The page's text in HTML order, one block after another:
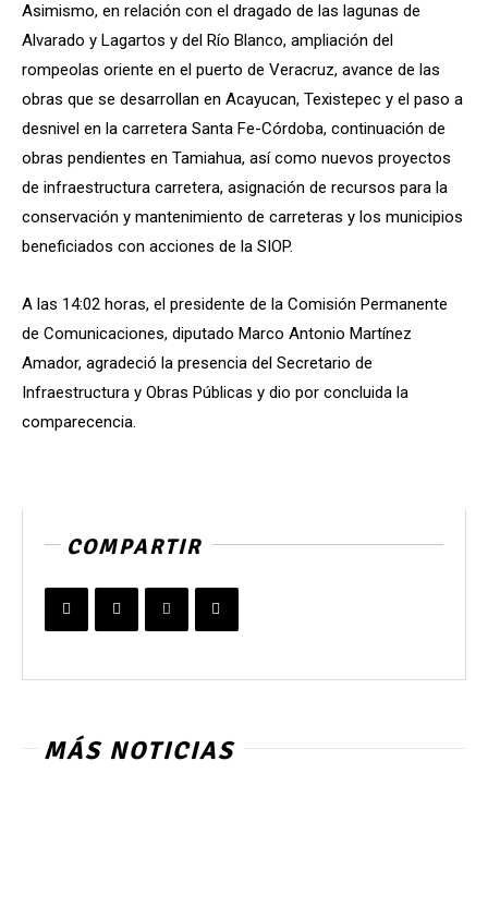
Asimismo, en relación con el dragado de las lagunas de
Alvarado y Lagartos y del Río Blanco, ampliación del
rompeolas oriente en el puerto de Veracruz, avance de las
obras que se desarrollan en Acayucan, Texistepec y el paso a
desnivel en la carretera Santa Fe-Córdoba, continuación de
obras pendientes en Tamiahua, así como nuevos proyectos
de infraestructura carretera, asignación de recursos para la
conservación y mantenimiento de carreteras y los municipios
beneficiados con acciones de la SIOP.
A las 14:02 horas, el presidente de la Comisión Permanente
de Comunicaciones, diputado Marco Antonio Martínez
Amador, agradeció la presencia del Secretario de
Infraestructura y Obras Públicas y dio por concluida la
comparecencia.
COMPARTIR
MÁS NOTICIAS